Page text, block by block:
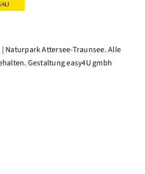
Naturpark Attersee-Traunsee. Alle
Gestaltungeasy4U gmbh